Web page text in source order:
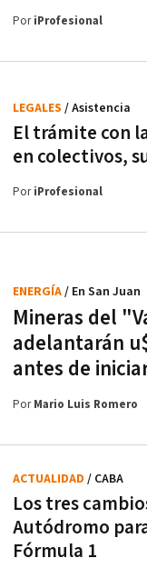
PoriProfesional
El trámite con
en colectivos,
LEGALES / Asistencia
PoriProfesional
Mineras del
adelantarán
antes de
ENERGÍA/ En San Juan
PorMario Luis Romero
Los tres
Autódromo
Fórmula 1
ACTUALIDAD / CABA